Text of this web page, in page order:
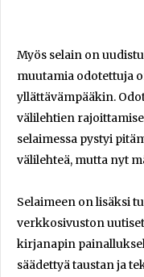
Myös selain on
muutamia odotettuja
yllättävämpääkin.
välilehtien
selaimessa pystyi
välilehteä, mutta nyt
Selaimeen on lisäksi
verkkosivuston
kirjanapin
säädettyä taustan ja